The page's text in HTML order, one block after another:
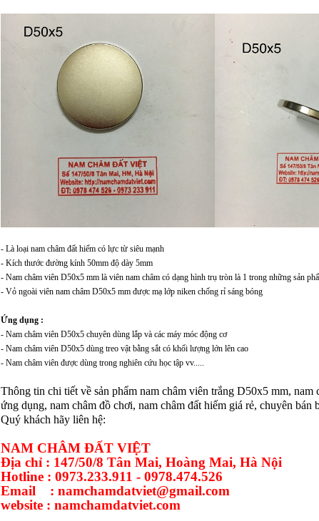
- Là loại nam châm đất hiếm có lực từ siêu mạnh
- Kích thước đường kính 50mm độ dày 5mm
- Nam châm viên D50x5 mm là viên nam châm có dạng hình trụ tròn là 1 trong những sản
- Vỏ ngoài viên nam châm D50x5 mm được mạ lớp niken chống rỉ sáng bóng
Ứng dụng :
- Nam châm viên D50x5 chuyên dùng lắp và các máy móc động cơ
- Nam châm viên D50x5 dùng treo vật bằng sắt có khối lượng lớn lên cao
- Nam châm viên được dùng trong nghiên cứu học tập vv.....
Thông tin chi tiết về sản phẩm nam châm viên trắng D50x5 mm, nam
ứng dụng, nam châm đồ chơi, nam châm đất hiếm giá rẻ, chuyên bán
Quý khách hãy liên hệ:
NAM CHÂM ĐẤT VIỆT
Địa chỉ : 147/50/8 Tân Mai, Hoàng Mai, Hà Nội
Hotline : 0973.233.911 - 0978.474.526
Email : namchamdatviet@gmail.com
website : namchamdatviet.com